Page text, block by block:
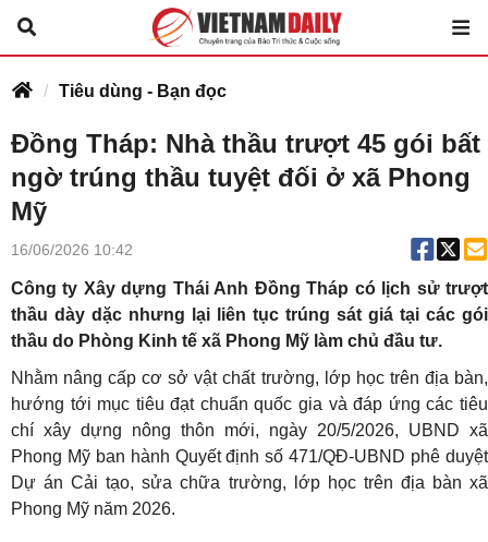
Tiêu dùng - Bạn đọc
Đồng Tháp: Nhà thầu trượt 45 gói bất
ngờ trúng thầu tuyệt đối ở xã Phong
Mỹ
16/06/2026 10:42
Công ty Xây dựng Thái Anh Đồng Tháp có lịch sử trượt
thầu dày dặc nhưng lại liên tục trúng sát giá tại các gói
thầu do Phòng Kinh tế xã Phong Mỹ làm chủ đầu tư.
Nhằm nâng cấp cơ sở vật chất trường, lớp học trên địa bàn,
hướng tới mục tiêu đạt chuẩn quốc gia và đáp ứng các tiêu
chí xây dựng nông thôn mới, ngày 20/5/2026, UBND xã
Phong Mỹ ban hành Quyết định số 471/QĐ-UBND phê duyệt
Dự án Cải tạo, sửa chữa trường, lớp học trên địa bàn xã
Phong Mỹ năm 2026.